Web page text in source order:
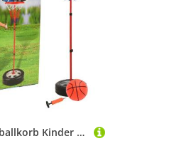
vidaXL Basketballkorb Kinder Basketball Spiel-Set Verstellbar 120 cm